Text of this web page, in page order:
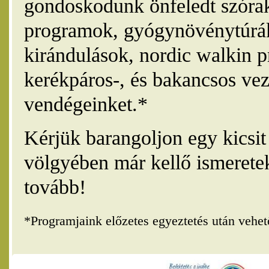
gondoskodunk önfeledt
programok,
kirándulások, nordic walkin
kerékpáros-, és bakancsos
vendégeinket.*
Kérjük barangoljon egy
völgyében már kellő
tovább!
*Programjaink előzetes egyeztetés után